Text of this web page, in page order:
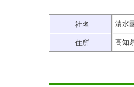
社名 清水
住所 高知